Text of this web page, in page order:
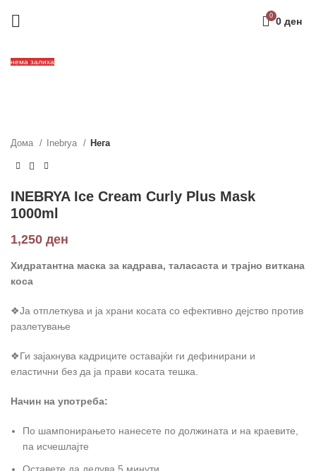
0 0 ден
нема залиха
Дома Inebrya Нега
INEBRYA Ice Cream Curly Plus Mask
1000ml
1,250 ден
Хидратантна маска за кадрава, таласаста и трајно виткана
коса
❖Ја отплеткува и ја храни косата со ефективно дејство против
разлетување
❖Ги зајакнува кадриците оставајќи ги дефинирани и
еластични без да ја прави косата тешка.
Начин на употреба:
По шампонирањето нанесете по должината и на краевите,
па исчешлајте
Оставете да делува 5 минути